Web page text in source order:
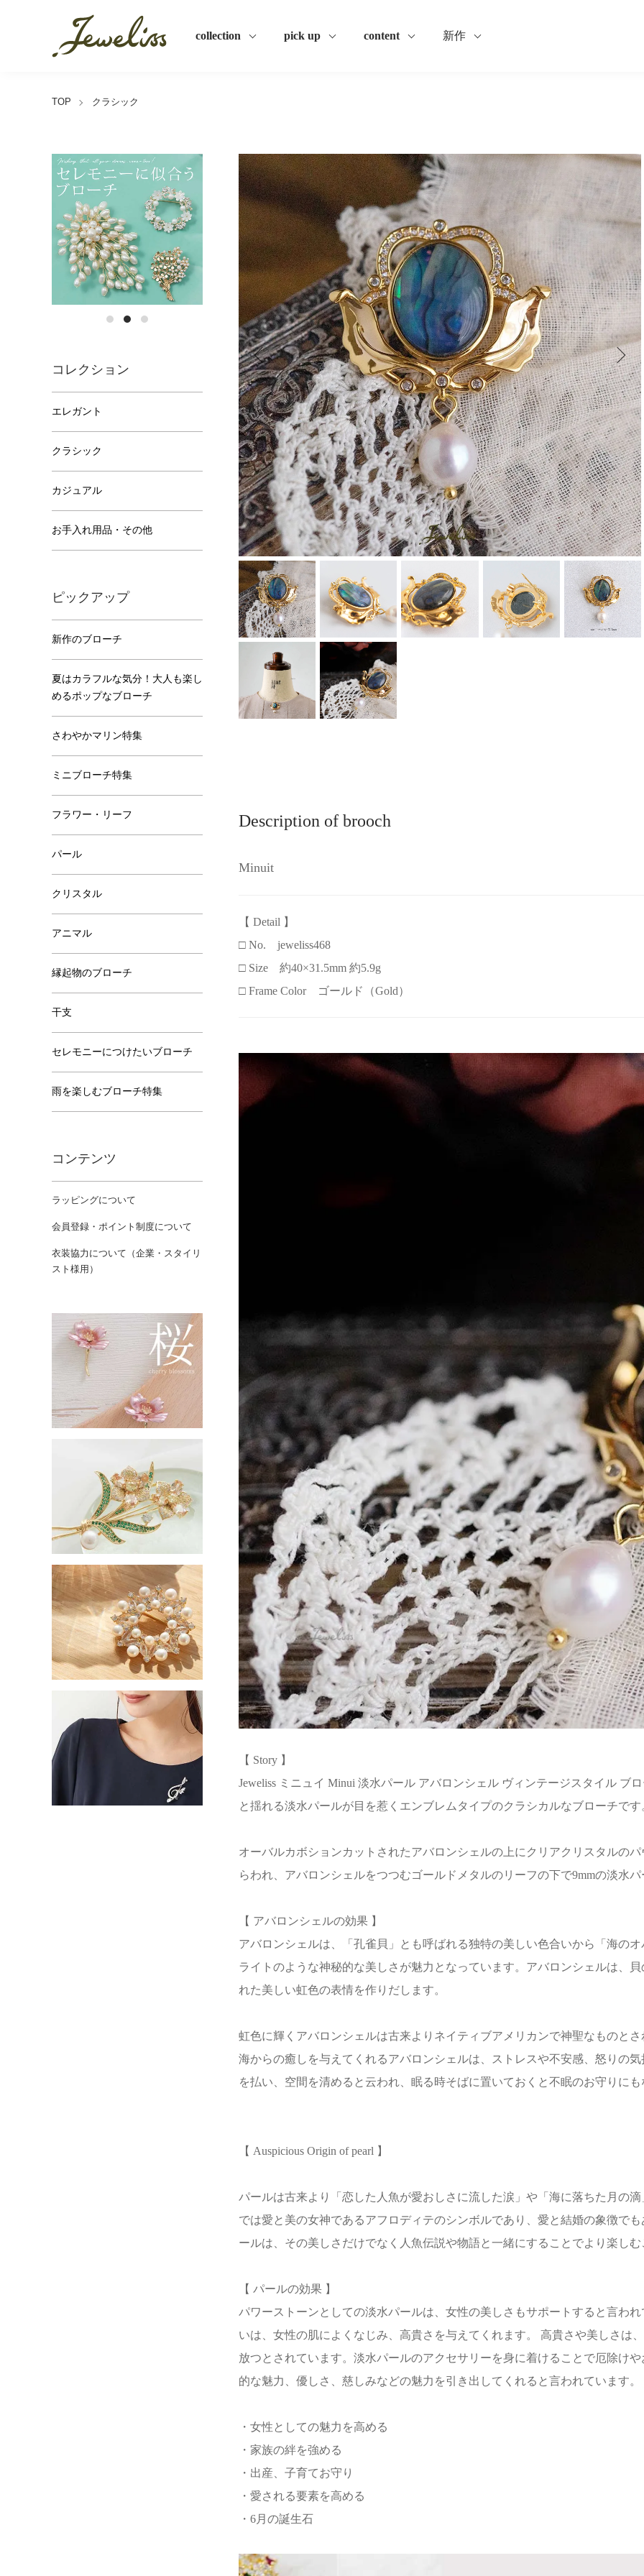
collection pick up content 新作
TOP クラシック
Description of brooch
Minuit
【 Detail 】
□ No. jeweliss468
□ Size 約40×31.5mm 約5.9g
□ Frame Color ゴールド（Gold）
【 Story 】
Jeweliss ミニュイ Minui 淡水パール アバロンシェル ヴィンテージスタイル ブ
と揺れる淡水パールが目を惹くエンブレムタイプのクラシカルなブローチです
オーバルカボションカットされたアバロンシェルの上にクリアクリスタルの
らわれ、アバロンシェルをつつむゴールドメタルのリーフの下で9mmの淡水
【 アバロンシェルの効果 】
アバロンシェルは、「孔雀貝」とも呼ばれる独特の美しい色合いから「海の
ライトのような神秘的な美しさが魅力となっています。アバロンシェルは、
れた美しい虹色の表情を作りだします。
虹色に輝くアバロンシェルは古来よりネイティブアメリカンで神聖なものと
海からの癒しを与えてくれるアバロンシェルは、ストレスや不安感、怒りの
を払い、空間を清めると云われ、眠る時そばに置いておくと不眠のお守りに
【 Auspicious Origin of pearl 】
パールは古来より「恋した人魚が愛おしさに流した涙」や「海に落ちた月の
では愛と美の女神であるアフロディテのシンボルであり、愛と結婚の象徴で
ールは、その美しさだけでなく人魚伝説や物語と一緒にすることでより楽し
【 パールの効果 】
パワーストーンとしての淡水パールは、女性の美しさもサポートすると言わ
いは、女性の肌によくなじみ、高貴さを与えてくれます。 高貴さや美しさは
放つとされています。淡水パールのアクセサリーを身に着けることで厄除け
的な魅力、優しさ、慈しみなどの魅力を引き出してくれると言われています。
・女性としての魅力を高める
・家族の絆を強める
・出産、子育てお守り
・愛される要素を高める
・6月の誕生石
コレクション
エレガント
クラシック
カジュアル
お手入れ用品・その他
ピックアップ
新作のブローチ
夏はカラフルな気分！大人も楽し
めるポップなブローチ
さわやかマリン特集
ミニブローチ特集
フラワー・リーフ
パール
クリスタル
アニマル
縁起物のブローチ
干支
セレモニーにつけたいブローチ
雨を楽しむブローチ特集
コンテンツ
ラッピングについて
会員登録・ポイント制度について
衣装協力について（企業・スタイリ
スト様用）